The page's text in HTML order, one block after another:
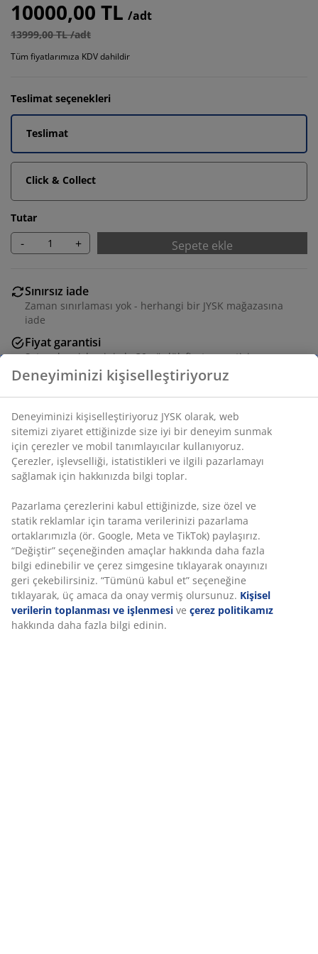
10000,00 TL /adt
13999,00 TL /adt
Tüm fiyatlarımıza KDV dahildir
Teslimat seçenekleri
Teslimat
Click & Collect
Tutar
- + Sepete ekle
Sınırsız iade
Zaman sınırlaması yok - herhangi bir JYSK mağazasına
iade
Fiyat garantisi
Satın alma işleminizde 30 günlük fiyat garantisi
Esnek teslimat seçenekleri
Seçtiğiniz hızlı ve kolay teslimat
SKU: 3670259
Montaj talimatları
Özellikler
İncelemeler
(187)